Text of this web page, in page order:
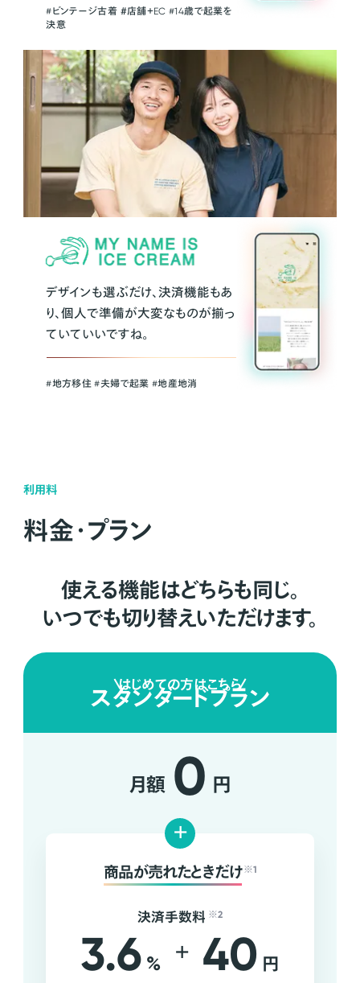
#ビンテージ古着 ＃店舗＋EC #14歳で起業を
決意
デザインも選ぶだけ、決済機能もあ
り、個人で準備が大変なものが揃っ
ていていいですね。
#地方移住 #夫婦で起業 #地産地消
利用料
料金・プラン
使える機能はどちらも同じ。
いつでも切り替えいただけます。
はじめての方はこちら
スタンダードプラン
月額 0 円
+
商品が売れたときだけ ※1
決済手数料 ※2
3.6 % + 40 円